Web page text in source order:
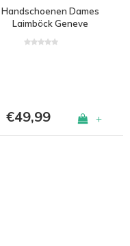
Handschoenen Dames
Laimböck Geneve
€49,99 +